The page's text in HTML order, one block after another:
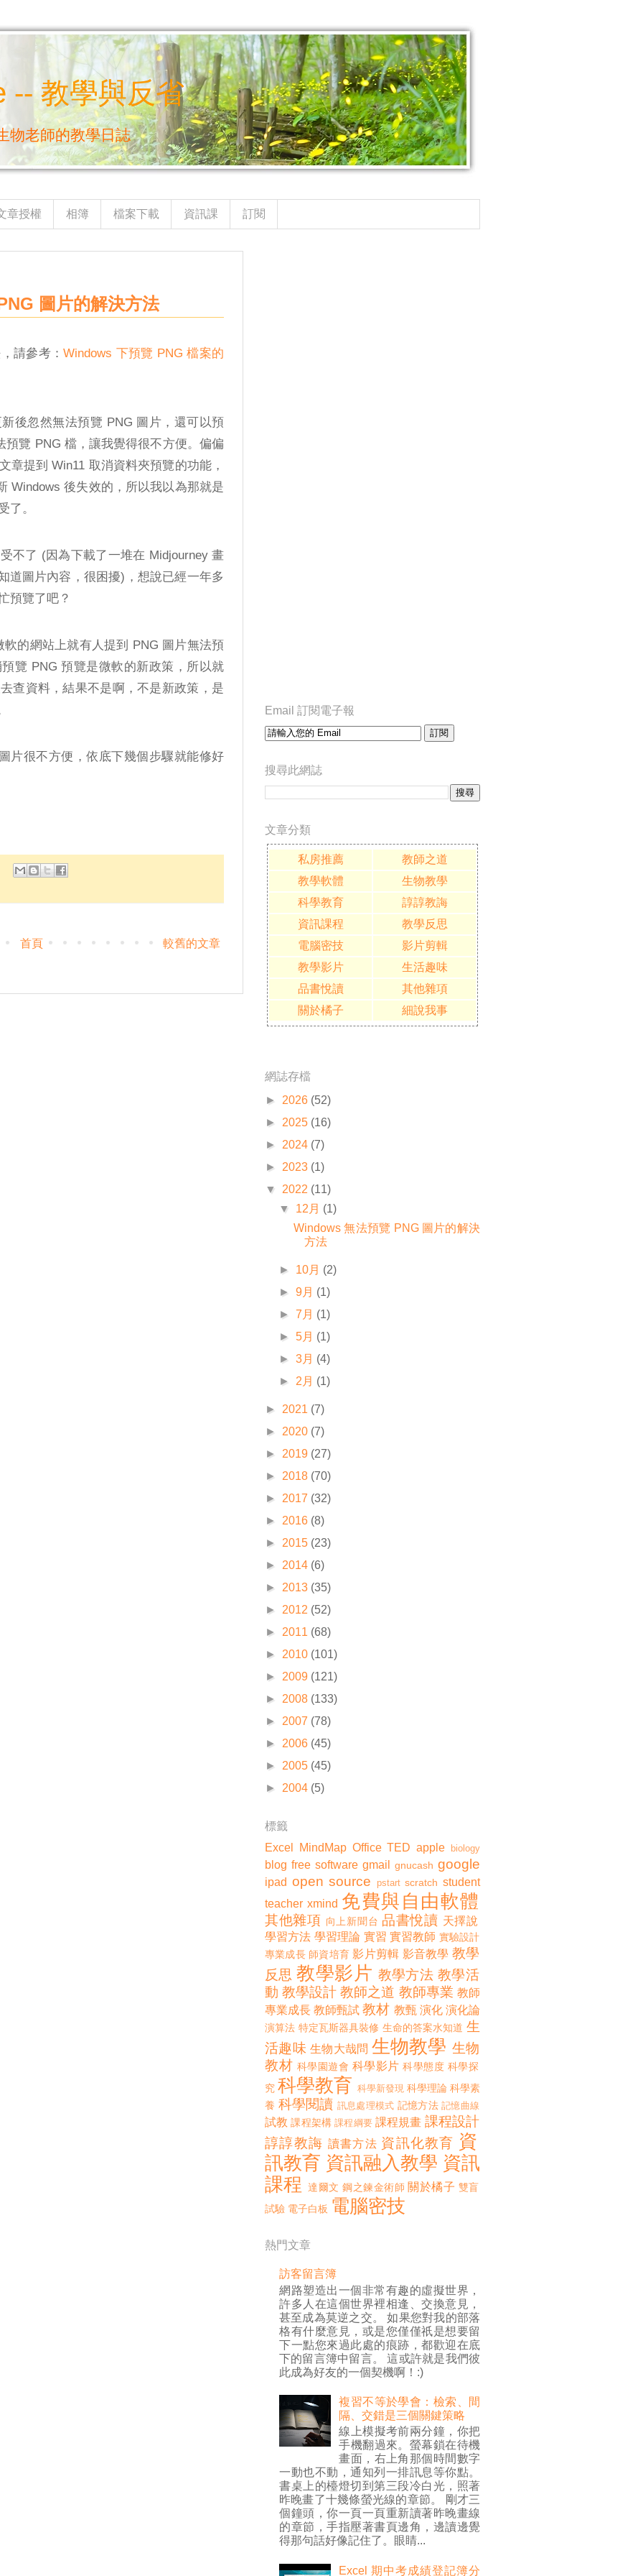
-- 教學與反省
物老師的教學日誌
章授權 相簿 檔案下載 資訊課 訂閱
圖片的解決方法
請參考：Windows 下預覽 PNG 檔案的
後忽然無法預覽 PNG 圖片，還可以預
預覽 PNG 檔，讓我覺得很不方便。偏偏
章提到 Win11 取消資料夾預覽的功能，
Windows 後失效的，所以我以為那就是
了。
不了 (因為下載了一堆在 Midjourney 畫
道圖片內容，很困擾)，想說已經一年多
預覽了吧？
的網站上就有人提到 PNG 圖片無法預
覽 PNG 預覽是微軟的新政策，所以就
查資料，結果不是啊，不是新政策，是
片很不方便，依底下幾個步驟就能修好
較舊的文章
首頁
Email 訂閱電子報
搜尋此網誌
文章分類
私房推薦
教師之道
教學軟體
生物教學
科學教育
諄諄教誨
資訊課程
教學反思
電腦密技
影片剪輯
教學影片
生活趣味
品書悅讀
其他雜項
關於橘子
細說我事
網誌存檔
► 2026 (52)
► 2025 (16)
► 2024 (7)
► 2023 (1)
▼
2022 (11)
▼
12月 (1)
Windows 無法預覽 PNG 圖片的解決
方法
► 10月 (2)
►9月 (1)
►7月 (1)
►5月 (1)
►3月 (4)
► 2月 (1)
► 2021 (7)
► 2020 (7)
► 2019 (27)
► 2018 (70)
► 2017 (32)
► 2016 (8)
► 2015 (23)
► 2014 (6)
► 2013 (35)
► 2012 (52)
► 2011 (68)
► 2010 (101)
► 2009 (121)
► 2008 (133)
► 2007 (78)
► 2006 (45)
► 2005 (45)
► 2004 (5)
標籤
Excel
MindMap Office TED apple biology
blog free software gmail gnucash google
ipad open source pstart scratch student
teacher xmind 免費與自由軟體
其他雜項 向上新聞台 品書悅讀 天擇說
學習方法 學習理論 實習 實習教師 實驗設計
專業成長 師資培育 影片剪輯 影音教學 教學
反思 教學影片 教學方法 教學活
動 教學設計 教師之道 教師專業 教師
專業成長 教師甄試 教材 教甄 演化 演化論
演算法 特定瓦斯器具裝修 生命的答案水知道 生
活趣味 生物大哉問 生物教學 生物
教材 科學園遊會 科學影片 科學態度 科學探
究 科學教育 科學新發現 科學理論 科學素
養 科學閱讀 訊息處理模式 記憶方法 記憶曲線
試教 課程架構 課程綱要 課程規畫 課程設計
諄諄教誨 讀書方法 資訊化教育 資
訊教育 資訊融入教學 資訊
課程
達爾文 鋼之鍊金術師 關於橘子 雙盲
試驗 電子白板 電腦密技
熱門文章
訪客留言簿
網路塑造出一個非常有趣的虛擬世界，
許多人在這個世界裡相逢、交換意見，
甚至成為莫逆之交。 如果您對我的部落
格有什麼意見，或是您僅僅祇是想要留
下一點您來過此處的痕跡，都歡迎在底
下的留言簿中留言。 這或許就是我們彼
此成為好友的一個契機啊！:)
複習不等於學會：檢索、間
隔、交錯是三個關鍵策略
線上模擬考前兩分鐘，你把
手機翻過來。螢幕鎖在待機
畫面，右上角那個時間數字
一動也不動，通知列一排訊息等你點。
書桌上的檯燈切到第三段冷白光，照著
昨晚畫了十幾條螢光線的章節。 剛才三
個鐘頭，你一頁一頁重新讀著昨晚畫線
的章節，手指壓著書頁邊角，邊讀邊覺
得那句話好像記住了。眼睛...
Excel 期中考成績登記簿分